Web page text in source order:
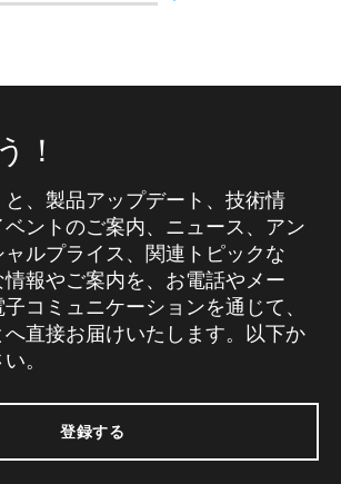
！
と、製品アップデート、技術情
ントのご案内、ニュース、アン
ルプライス、関連トピックな
情報やご案内を、お電話やメー
コミュニケーションを通じて、
直接お届けいたします。以下か
。
登録する